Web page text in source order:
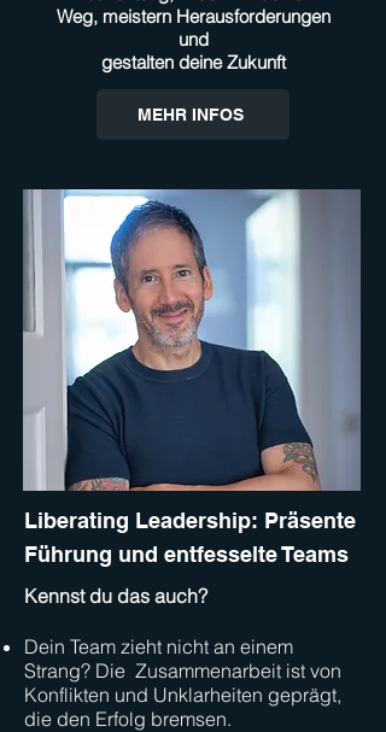
Weg, meistern Herausforderungen
und
gestalten deine Zukunft
MEHR INFOS
Liberating Leadership: Präsente
Führung und entfesselte Teams
Kennst du das auch?
Dein Team zieht nicht an einem
Strang? Die Zusammenarbeit ist von
Konflikten und Unklarheiten geprägt,
die den Erfolg bremsen.